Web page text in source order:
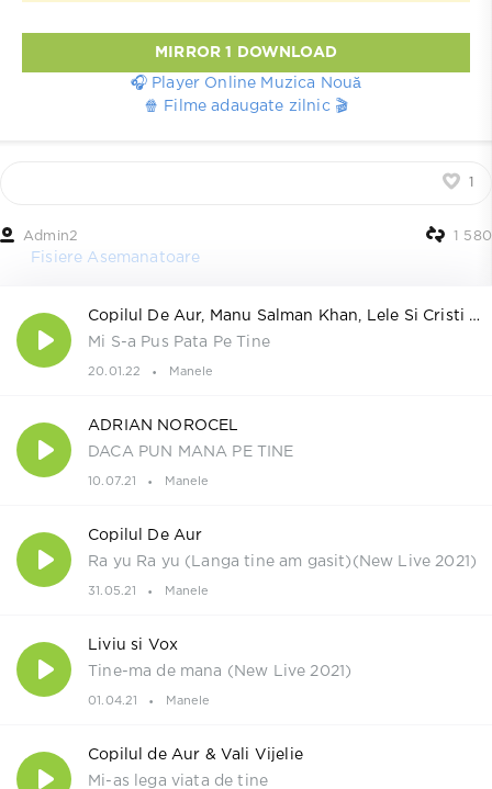
MIRROR 1 DOWNLOAD
🎧 Player Online Muzica Nouă
🍿 Filme adaugate zilnic 🎬
1
Admin2 1 580
Fisiere Asemanatoare
Copilul De Aur, Manu Salman Khan, Lele Si Cristi Mega
Mi S-a Pus Pata Pe Tine
20.01.22 Manele
ADRIAN NOROCEL
DACA PUN MANA PE TINE
10.07.21 Manele
Copilul De Aur
Ra yu Ra yu (Langa tine am gasit)(New Live 2021)
31.05.21 Manele
Liviu si Vox
Tine-ma de mana (New Live 2021)
01.04.21 Manele
Copilul de Aur & Vali Vijelie
Mi-as lega viata de tine